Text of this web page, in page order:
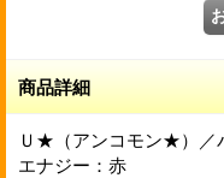
商品詳細
Ｕ★（アンコモン★）／
エナジー：赤